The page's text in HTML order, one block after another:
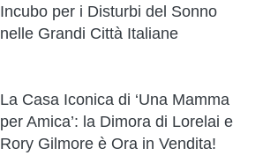
Incubo per i Disturbi del Sonno
nelle Grandi Città Italiane
La Casa Iconica di ‘Una Mamma
per Amica’: la Dimora di Lorelai e
Rory Gilmore è Ora in Vendita!